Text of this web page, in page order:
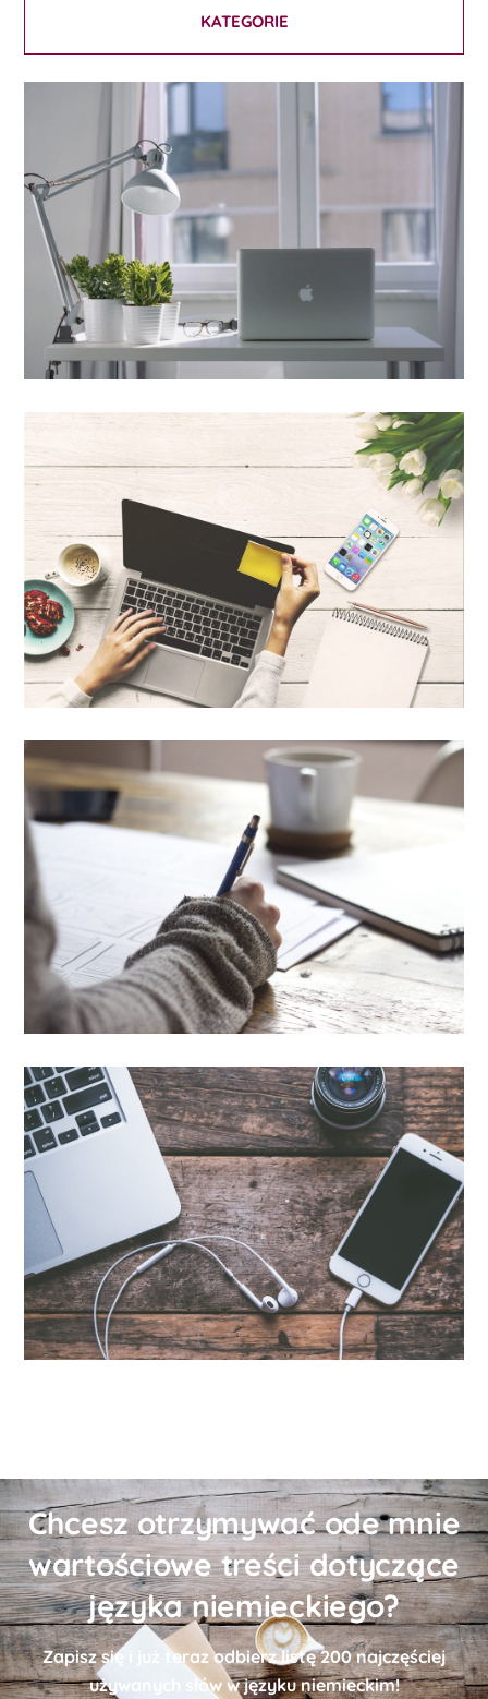
KATEGORIE
Chcesz otrzymywać ode mnie
wartościowe treści dotyczące
języka niemieckiego?
Zapisz się i już teraz odbierzlistę200 najczęściej
używanych słów w języku niemieckim!